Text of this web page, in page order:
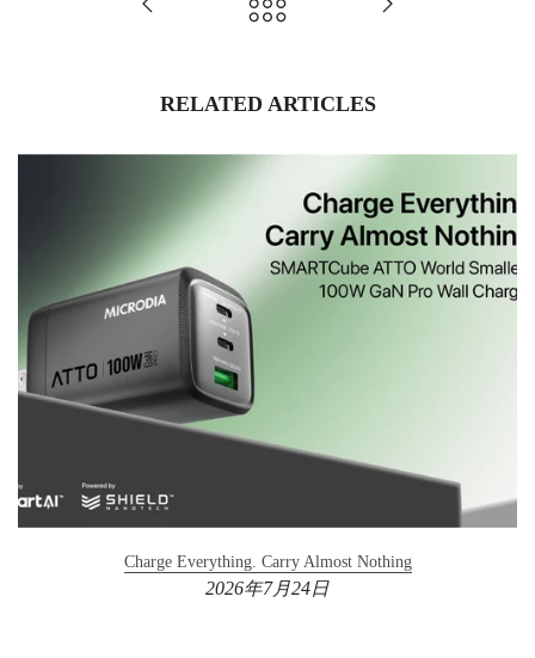
RELATED ARTICLES
Charge Everything. Carry Almost Nothing
2026年7月24日